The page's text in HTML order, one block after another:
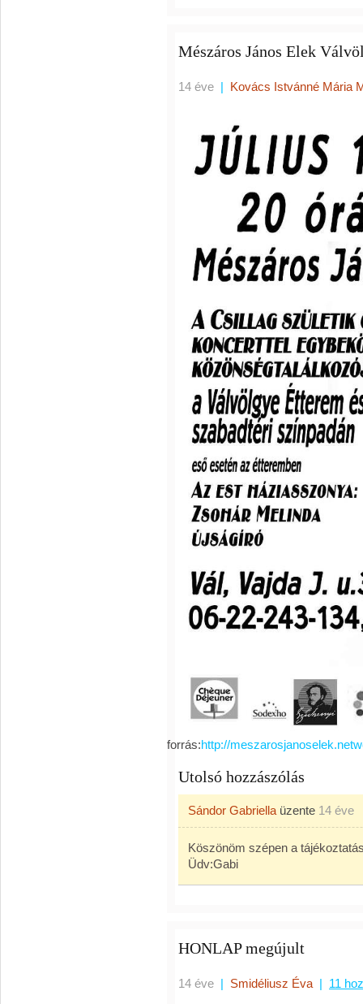
Mészáros János Elek
14 éve | Kovács Istvánné Mária
forrás:http://
Utolsó hozzászólás
Sándor Gabriella üzente 14 éve
Köszönöm szépen a
Üdv:Gabi
HONLAP megújult
14 éve | Smidéliusz Éva | 11